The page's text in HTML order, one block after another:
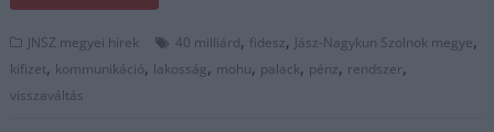
JNSZ megyei hírek 40 milliárd, fidesz, Jász-Nagykun Szolnok megye,
kifizet, kommunikáció, lakosság, mohu, palack, pénz, rendszer,
visszaváltás